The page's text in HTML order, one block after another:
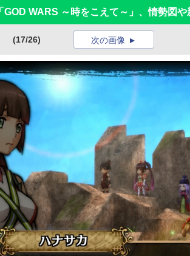
GOD WARS ～時をこえて～」、情勢図
(17/26) 次の画像